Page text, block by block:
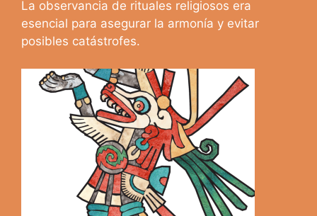
La observancia de rituales religiosos era
esencial para asegurar la armonía y evitar
posibles catástrofes.